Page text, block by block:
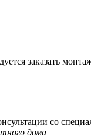
заказать
со
дома